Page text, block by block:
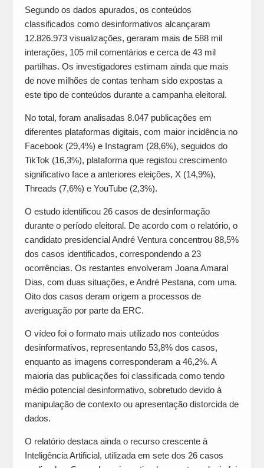
Segundo os dados apurados, os conteúdos
classificados como desinformativos alcançaram
12.826.973 visualizações, geraram mais de 588 mil
interações, 105 mil comentários e cerca de 43 mil
partilhas. Os investigadores estimam ainda que mais
de nove milhões de contas tenham sido expostas a
este tipo de conteúdos durante a campanha eleitoral.
No total, foram analisadas 8.047 publicações em
diferentes plataformas digitais, com maior incidência no
Facebook (29,4%) e Instagram (28,6%), seguidos do
TikTok (16,3%), plataforma que registou crescimento
significativo face a anteriores eleições, X (14,9%),
Threads (7,6%) e YouTube (2,3%).
O estudo identificou 26 casos de desinformação
durante o período eleitoral. De acordo com o relatório, o
candidato presidencial André Ventura concentrou 88,5%
dos casos identificados, correspondendo a 23
ocorrências. Os restantes envolveram Joana Amaral
Dias, com duas situações, e André Pestana, com uma.
Oito dos casos deram origem a processos de
averiguação por parte da ERC.
O vídeo foi o formato mais utilizado nos conteúdos
desinformativos, representando 53,8% dos casos,
enquanto as imagens corresponderam a 46,2%. A
maioria das publicações foi classificada como tendo
médio potencial desinformativo, sobretudo devido à
manipulação de contexto ou apresentação distorcida de
dados.
O relatório destaca ainda o recurso crescente à
Inteligência Artificial, utilizada em sete dos 26 casos